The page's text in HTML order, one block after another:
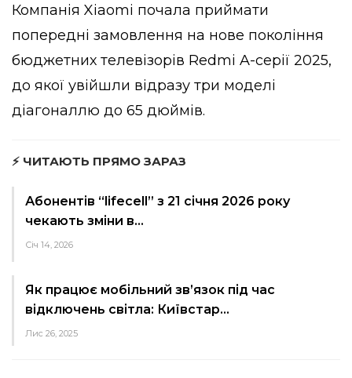
Компанія Xiaomi почала приймати
попередні замовлення на нове покоління
бюджетних телевізорів Redmi A-серії 2025,
до якої увійшли відразу три моделі
діагоналлю до 65 дюймів.
⚡ ЧИТАЮТЬ ПРЯМО ЗАРАЗ
Абонентів “lifecell” з 21 січня 2026 року
чекають зміни в…
Січ 14, 2026
Як працює мобільний зв’язок під час
відключень світла: Київстар…
Лис 26, 2025